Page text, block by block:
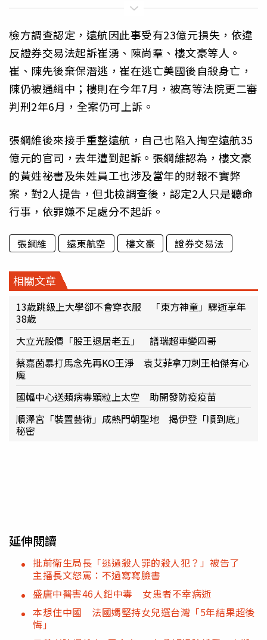
檢方調查認定，遠航因此事受有23億元損失，依違
反證券交易法起訴崔湧、陳尚羣、樓文豪等人。
崔、陳先後棄保潛逃，崔在逃亡美國後自殺身亡，
陳仍被通緝中；樓則在今年7月，被高等法院更二審
判刑2年6月，全案仍可上訴。
張綱維後來接手重整遠航，自己也陷入掏空遠航35
億元的官司，去年遭到起訴。張綱維認為，樓文豪
的黃姓祕書及朱姓員工也涉及當年的財報不實弊
案，對2人提告，但北檢調查後，認定2人只是聽命
行事，依罪嫌不足處分不起訴。
張綱維 遠東航空 樓文豪 證券交易法
相關文章
13歲跳級上大學卻不會穿衣服 「東方神童」驟逝享年
38歲
大立光股價「股王退居老五」 譜瑞超車變四哥
蔡嘉茵暴打馬念先再KO王淨 袁艾菲拿刀刺王柏傑有心
魔
國輻中心送類病毒顆粒上太空 助開發防疫疫苗
順澤宮「裝置藝術」成熱門朝聖地 揭伊登「順到底」
秘密
延伸閱讀
批前衛生局長「逃過殺人罪的殺人犯？」被告了
主播長文怒罵：不過寫寫臉書
盛唐中醫害46人鉛中毒 女患者不幸病逝
本想住中國 法國媽堅持女兒選台灣「5年結果超後
悔」